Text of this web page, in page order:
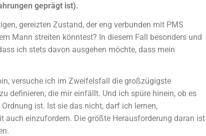
geprägt ist).
gereizten Zustand, der eng verbunden mit PMS
Mann streiten könntest? In diesem Fall besonders und
ich stets davon ausgehen möchte, dass mein
versuche ich im Zweifelsfall die großzügigste
definieren, die mir einfällt. Und ich spüre hinein, ob es
ist. Ist sie das nicht, darf ich lernen,
auch einzufordern. Die größte Herausforderung daran ist